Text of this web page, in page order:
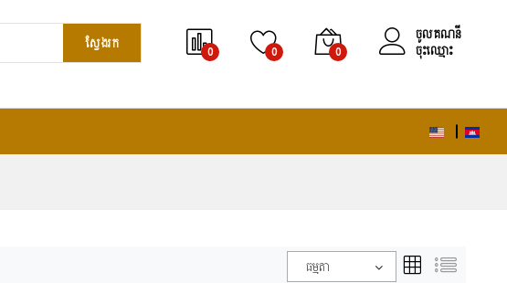
ស្វែងរក
0 0 0
ចូលគណនី
ចុះឈ្មោះ
ធម្មតា